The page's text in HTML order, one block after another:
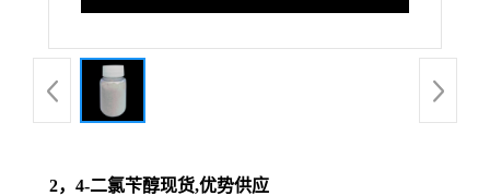
2，4-二氯苄醇现货,优势供应